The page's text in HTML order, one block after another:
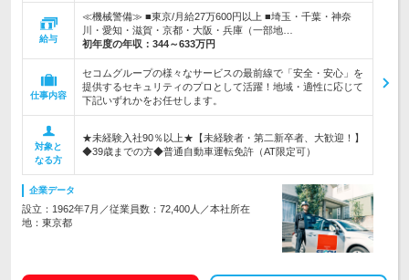
給与
≪機械警備≫ ■東京/月給27万600円以上 ■埼玉・千葉・神奈
川・愛知・滋賀・京都・大阪・兵庫（一部地…
初年度の年収： 344～633万円
仕事内容
セコムグループの様々なサービスの最前線で「安全・安心」を
提供するセキュリティのプロとして活躍！地域・適性に応じて
下記いずれかをお任せします。
対象と
なる方
★未経験入社90％以上★【未経験者・第二新卒者、大歓迎！】
◆39歳までの方◆普通自動車運転免許（AT限定可）
企業データ
設立：1962年7月／従業員数：72,400人／本社所在
地：東京都